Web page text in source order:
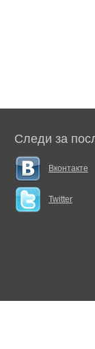
Следи за
Вконтакте
Twitter